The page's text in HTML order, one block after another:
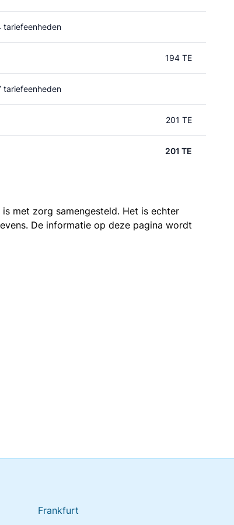
tariefeenheden
194 TE
tariefeenheden
201 TE
201 TE
met zorg samengesteld. Het is echter
De informatie op deze pagina wordt
Frankfurt